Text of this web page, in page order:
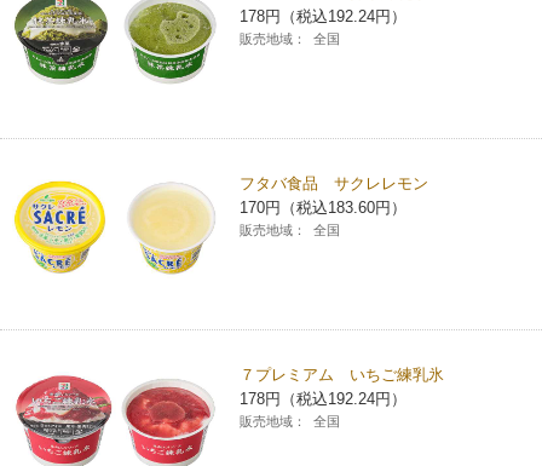
178円（税込192.24円）
販売地域： 全国
フタバ食品 サクレレモン
170円（税込183.60円）
販売地域： 全国
７プレミアム いちご練乳氷
178円（税込192.24円）
販売地域： 全国